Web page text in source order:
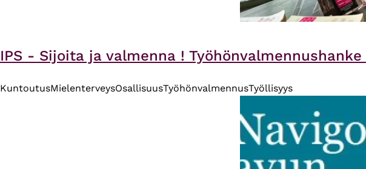
IPS - Sijoita ja valmenna !
KuntoutusMielenterveysOsallisuusTyöhönvalmennusTyöllisyys